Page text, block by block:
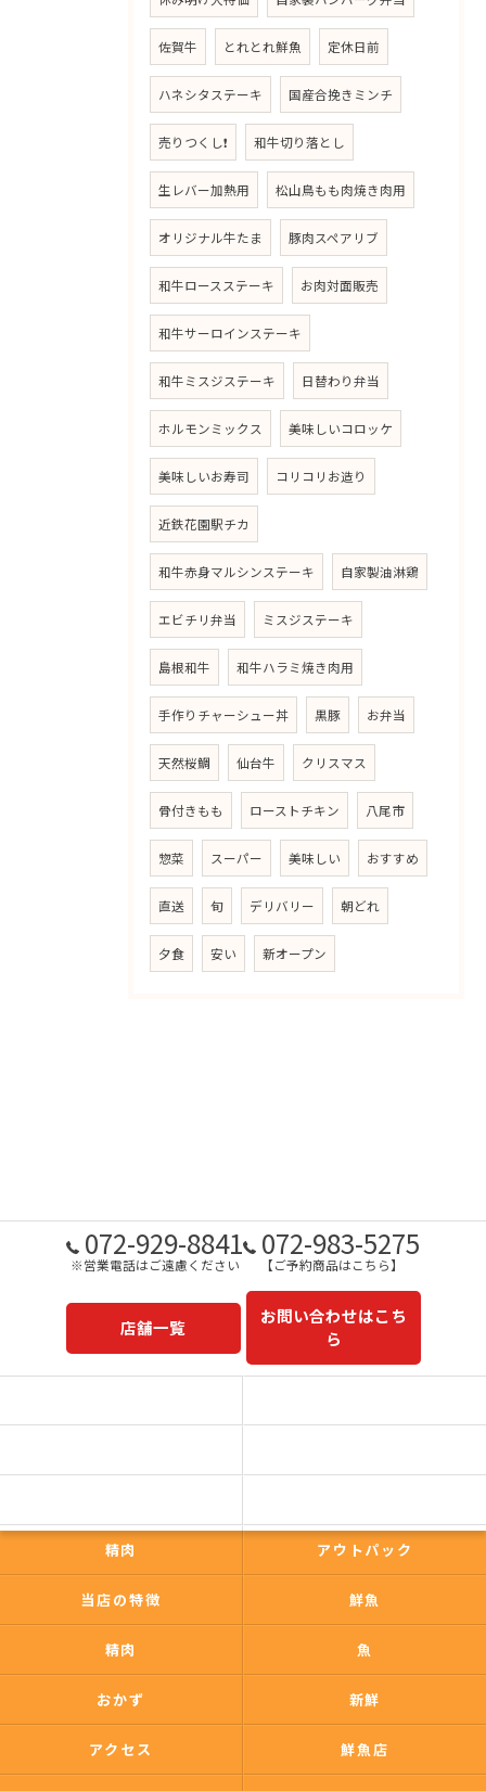
佐賀牛 とれとれ鮮魚 定休日前
ハネシタステーキ 国産合挽きミンチ
売りつくし❗ 和牛切り落とし
生レバー加熱用 松山鳥もも肉焼き肉用
オリジナル牛たま 豚肉スペアリブ
和牛ロースステーキ お肉対面販売
和牛サーロインステーキ
和牛ミスジステーキ 日替わり弁当
ホルモンミックス 美味しいコロッケ
美味しいお寿司 コリコリお造り
近鉄花園駅チカ
和牛赤身マルシンステーキ 自家製油淋鶏
エビチリ弁当 ミスジステーキ
島根和牛 和牛ハラミ焼き肉用
手作りチャーシュー丼 黒豚 お弁当
天然桜鯛 仙台牛 クリスマス
骨付きもも ローストチキン 八尾市
惣菜 スーパー 美味しい おすすめ
直送 旬 デリバリー 朝どれ
夕食 安い 新オープン
072-929-8841
※営業電話はご遠慮ください
072-983-5275
【ご予約商品はこちら】
店舗一覧
お問い合わせはこち
ら
精肉 アウトパック
当店の特徴 鮮魚
精肉 魚
おかず 新鮮
アクセス 鮮魚店